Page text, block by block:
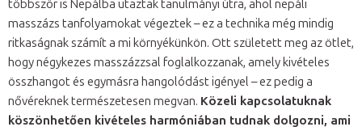
többször is Nepálba utaztak tanulmányi útra, ahol nepáli
masszázs tanfolyamokat végeztek – ez a technika még mindig
ritkaságnak számít a mi környékünkön. Ott született meg az ötlet,
hogy négykezes masszázzsal foglalkozzanak, amely kivételes
összhangot és egymásra hangolódást igényel – ez pedig a
nővéreknek természetesen megvan. Közeli kapcsolatuknak
köszönhetően kivételes harmóniában tudnak dolgozni, ami